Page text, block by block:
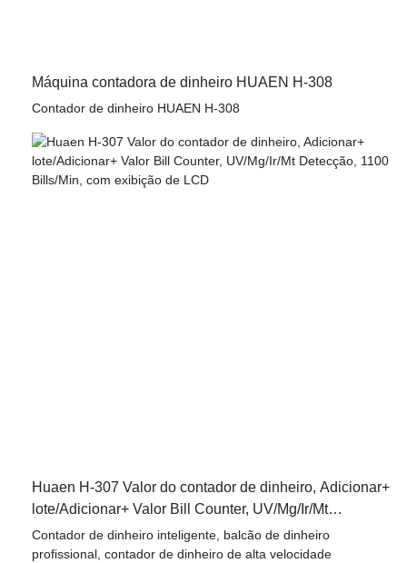
Máquina contadora de dinheiro HUAEN H-308
Contador de dinheiro HUAEN H-308
Huaen H-307 Valor do contador de dinheiro, Adicionar+
lote/Adicionar+ Valor Bill Counter, UV/Mg/Ir/Mt
Detecção, 1100 Bills/Min, com exibição de LCD
Contador de dinheiro inteligente, balcão de dinheiro
profissional, contador de dinheiro de alta velocidade